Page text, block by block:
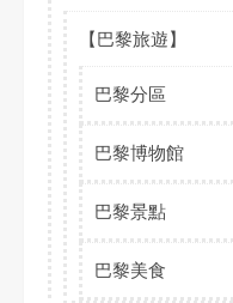
【巴黎旅遊】
巴黎分區
巴黎博物館
巴黎景點
巴黎美食